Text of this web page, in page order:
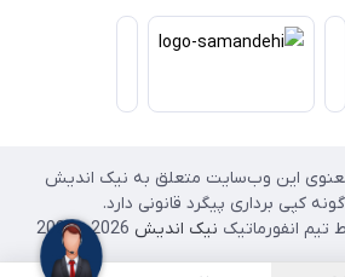
این وب‌سایت متعلق به نیک اندیش
کپی برداری پیگرد قانونی دارد.
تیم انفورماتیک نیک اندیش 2026 - 2025